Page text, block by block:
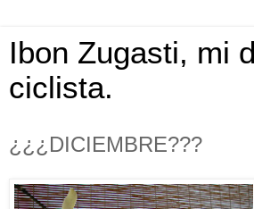
Ibon Zugasti, mi
ciclista.
¿¿¿DICIEMBRE???